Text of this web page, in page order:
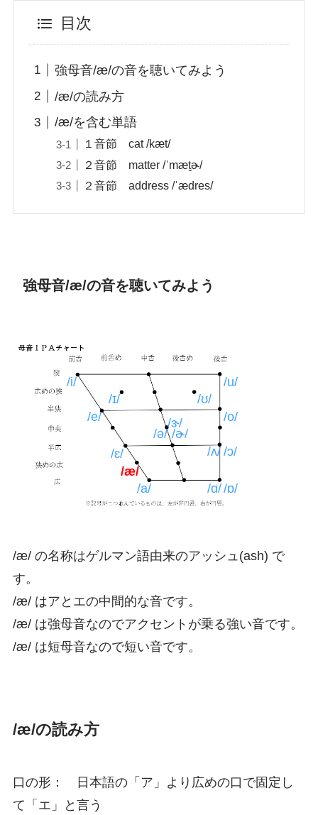
目次
強母音/æ/の音を聴いてみよう
/æ/の読み方
/æ/を含む単語
１音節 cat /kæt/
２音節 matter /ˈmæt̬ɚ/
２音節 address /ˈædres/
強母音/æ/の音を聴いてみよう
/i/
/ɪ/
/ɛ/
/æ/
/ə/
/u/
/ʊ/
/ɔ/
/ʌ/
/ɑ/
/e/
/a/
/o/
/ɒ/
/ɚ/
/ɝ/
/æ/ の名称はゲルマン語由来のアッシュ(ash) で
す。
/æ/ はアとエの中間的な音です。
/æ/ は強母音なのでアクセントが乗る強い音です。
/æ/ は短母音なので短い音です。
/æ/の読み方
口の形： 日本語の「ア」より広めの口で固定し
て「エ」と言う